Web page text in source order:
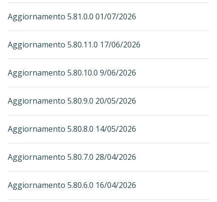
Aggiornamento 5.81.0.0 01/07/2026
Aggiornamento 5.80.11.0 17/06/2026
Aggiornamento 5.80.10.0 9/06/2026
Aggiornamento 5.80.9.0 20/05/2026
Aggiornamento 5.80.8.0 14/05/2026
Aggiornamento 5.80.7.0 28/04/2026
Aggiornamento 5.80.6.0 16/04/2026